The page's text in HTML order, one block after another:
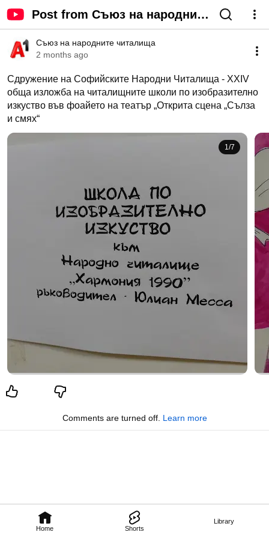
Post from Съюз на народните
читалища - YouTube
Home Shorts
Library
Съюз на народните читалища
2 months ago
Сдружение на Софийските Народни Читалища - XXIV
обща изложба на читалищните школи по изобразително
изкуство във фоайето на театър „Открита сцена „Сълза
и смях“
1/7
Comments are turned off. Learn more